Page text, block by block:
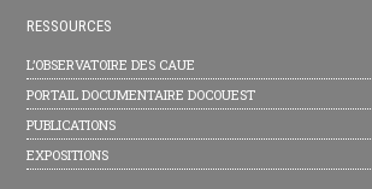
RESSOURCES
L’OBSERVATOIRE DES CAUE
PORTAIL DOCUMENTAIRE DOCOUEST
PUBLICATIONS
EXPOSITIONS